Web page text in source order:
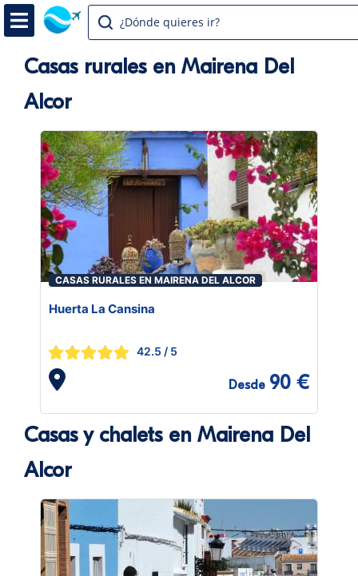
¿Dónde quieres ir?
Casas rurales en Mairena Del
Alcor
CASAS RURALES EN MAIRENA DEL ALCOR
Huerta La Cansina
42.5 / 5
Desde 90 €
Casas y chalets en Mairena Del
Alcor